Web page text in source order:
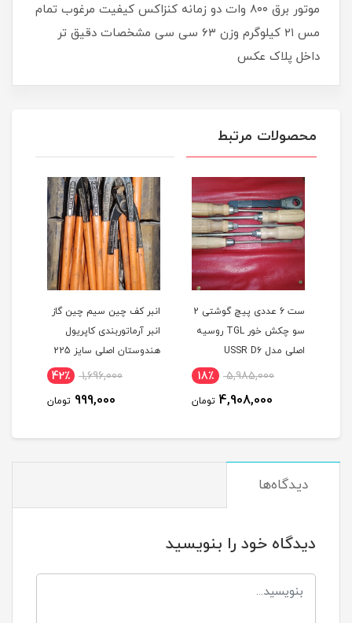
موتور برق ۸۰۰ وات دو زمانه کنزاکس کیفیت مرغوب تمام
مس ۲۱ کیلوگرم وزن ۶۳ سی سی مشخصات دقیق تر
داخل پلاک عکس
محصولات مرتبط
ست 6 عددی پیچ گوشتی 2
سو چکش خور TGL روسیه
اصلی مدل USSR D6
5,985,000 18٪
4,908,000 تومان
انبر کف چین سیم چین گاز
انبر آرماتوربندی کاپریول
هندوستان اصلی سایز 225
1,696,000 42٪
999,000 تومان
دیدگاه‌ها
دیدگاه خود را بنویسید